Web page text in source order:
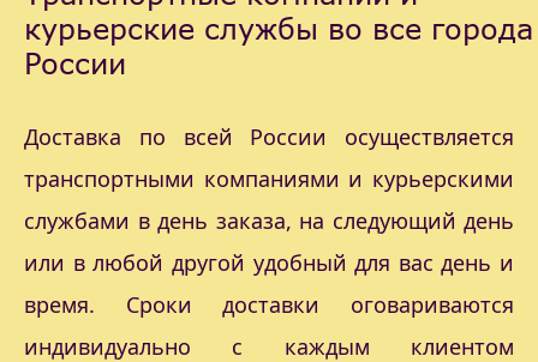
курьерские службы во все города
России
Доставка по всей России осуществляется
транспортными компаниями и курьерскими
службами в день заказа, на следующий день
или в любой другой удобный для вас день и
время. Сроки доставки оговариваются
индивидуально с каждым клиентом